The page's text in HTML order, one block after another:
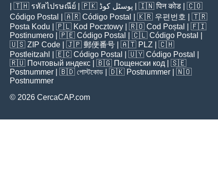
| 🇹🇭 รหัสไปรษณีย์ | 🇵🇰 پوسٹل کوڈ | 🇮🇳पिन कोड | 🇨🇴
Código Postal
| 🇦🇷 Código Postal | 🇰🇷 우편번호
| 🇹🇷
Posta Kodu | 🇵🇱 Kod Pocztowy | 🇷🇴 Cod Poștal
| 🇫🇮
Postinumero | 🇵🇪 Código Postal | 🇨🇱 Código Postal
🇺🇸 ZIP Code | 🇯🇵 郵便番号 | 🇦🇹 PLZ | 🇨🇭
Postleitzahl
| 🇪🇨 Código Postal | 🇺🇾 Código Postal
🇷🇺 Почтовый индекс | 🇧🇬 Пощенски код | 🇸🇪
Postnummer | 🇧🇩 পোস্টকোড | 🇩🇰 Postnummer | 🇳🇴
Postnummer
© 2026 CercaCAP.com